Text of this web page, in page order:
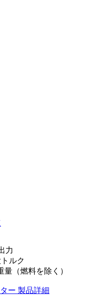
力
ルク
量（燃料を除く）
ー 製品詳細